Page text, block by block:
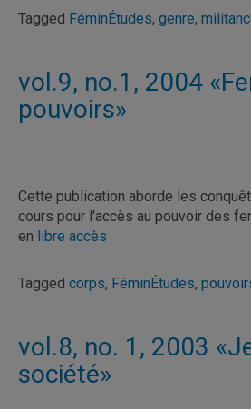
Tagged FéminÉtudes, genre,
vol.9, no.1, 2004
pouvoirs»
Cette publication aborde les
cours pour l'accès au pouvoir des
en libre accès
Tagged corps, FéminÉtudes,
vol.8, no. 1, 2003
société»